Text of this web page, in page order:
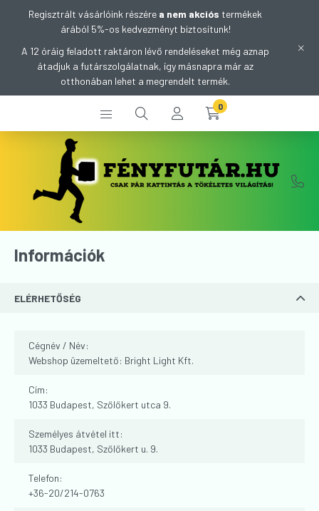
Regisztrált vásárlóink részére a nem akciós termékek
árából 5%-os kedvezményt biztosítunk!
A 12 óráig feladott raktáron lévő rendeléseket még aznap
átadjuk a futárszolgálatnak, így másnapra már az
otthonában lehet a megrendelt termék.
0
Információk
ELÉRHETŐSÉG
Cégnév / Név:
Webshop üzemeltető: Bright Light Kft.
Cím:
1033 Budapest, Szőlőkert utca 9.
Személyes átvétel itt:
1033 Budapest, Szőlőkert u. 9.
Telefon:
+36-20/214-0763